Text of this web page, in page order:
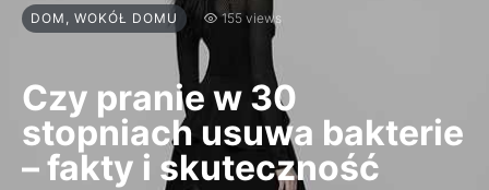
DOM, WOKÓŁ DOMU 155 views
Czy pranie w 30
stopniach usuwa bakterie
– fakty i skuteczność